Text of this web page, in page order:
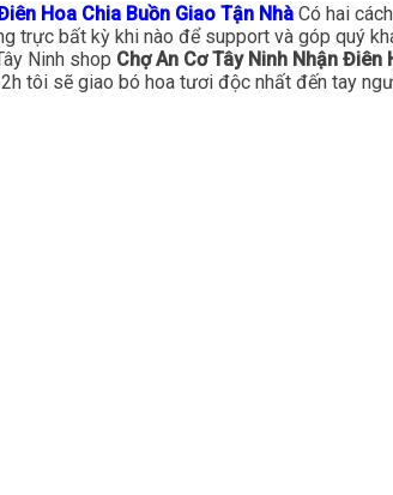
Hoa Chia Buồn Giao Tận Nhà Có hai
bất kỳ khi nào để support và góp quý
Ninh shop Chợ An Cơ Tây Ninh Nhận Điên
tôi sẽ giao bó hoa tươi độc nhất đến tay